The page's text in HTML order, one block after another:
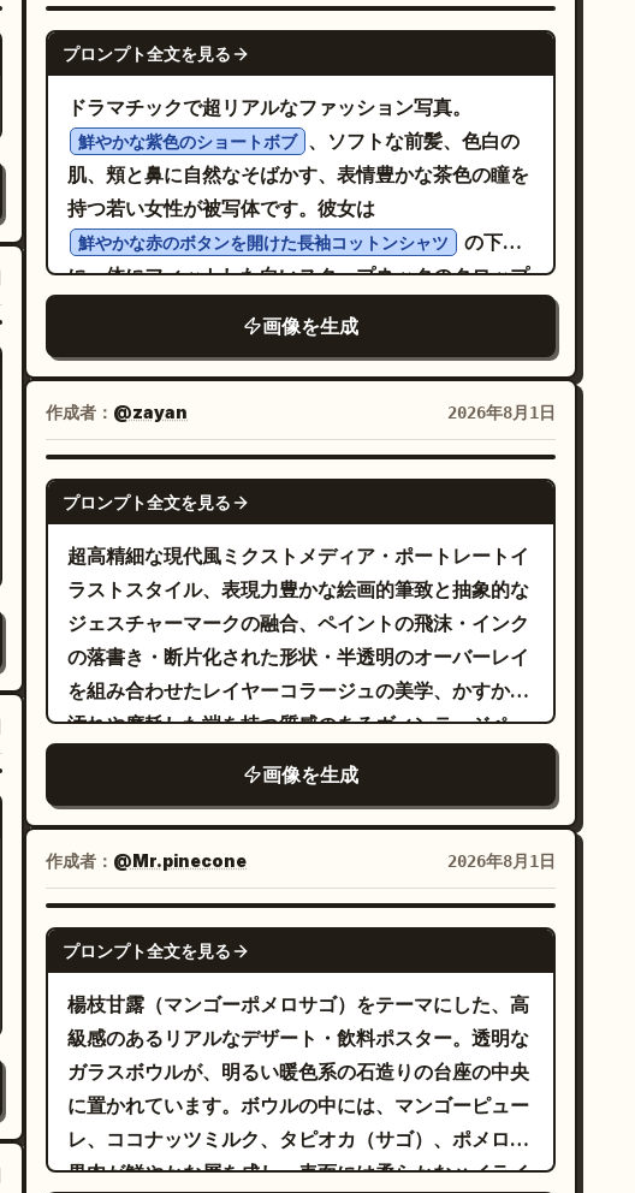
GPT IMAGE 2
プロンプト全文を見る
ドラマチックで超リアルなファッション写真。
鮮やかな紫色のショートボブ 、ソフトな前髪、色白の
肌、頬と鼻に自然なそばかす、表情豊かな茶色の瞳を
持つ若い女性が被写体です。彼女は
鮮やかな赤のボタンを開けた長袖コットンシャツ
の下
に、体にフィットした白いスクープネックのクロップ
のカットオフショーツと、スタイリッシュな赤いキャ
ットアイサングラスを身につけています。 カメラは床
に設置された極端なローアングルの「虫の目線（バグ
ズアイ）」で、真上を見上げる構図です。キャラクタ
ーは四つん這いになり、切迫した様子で前方に這い寄
っています。右手がカメラに向かってドラマチックに
伸び、強い短縮法によって巨大に見え、何かを掴もう
とするかのように指が広がっています。左手は光沢の
ある床にしっかりとつき、体を支えています。
赤い割引クーポンチケット
が、彼女の伸ばした手の
下、前景に浮かんでいます。クーポンには大きな白い
「%」の文字が太字で描かれており、空中に舞い落ち
ているような様子です。 背景は継ぎ目のないミニマル
な白いスタジオで、光沢のある白い床には、背景に向
かって伸びる2本の太い平行な赤いストライプが描か
れています。コントラストの強いプロ仕様のスタジオ
照明が、キャラクターの下に深く鮮明な影を作り出
し、ドラマチックなパースペクティブを強調していま
す。 手前の手と浮遊するクーポンは非常にシャープに
を出すためにわずかにソフトなフォーカスが当てられ
ています。ムードはエネルギッシュで切迫感があり、
ダイナミックかつモダンで、プレミアムなコマーシャ
ル広告のような仕上がりです。ハイパーリアルな肌の
質感、詳細な布の折り目、リアルな髪の毛の束、物理
画像を生成
作成者： @zayan 2026年8月1日
NANO BANANA PRO
プロンプト全文を見る
超高精細な現代風ミクストメディア・ポートレートイ
ラストスタイル、表現力豊かな絵画的筆致と抽象的な
ジェスチャーマークの融合、ペイントの飛沫・インク
の落書き・断片化された形状・半透明のオーバーレイ
を組み合わせたレイヤーコラージュの美学、かすかな
汚れや摩耗した端を持つ質感のあるヴィンテージペー
ダイナミックな融合、
コーラルレッド、バーントオレンジ、ピーチ、クリーム、
を含む鮮やかで温かみのあるカラーパレット、表情豊
かな線画と自発的なスプラッター効果、レイヤー化さ
れたアクリルとインクの質感、モダンなエディトリア
ルアートスタイル、実験的な抽象表現主義と組み合わ
せたファインアートポートレート、高精細な絵画的ス
トローク、デジタルコラージュ要素と有機的なテクス
チャのブレンド、現代的なギャラリースタイルのイラ
スト、計算された構図の中に宿る生々しい芸術的エネ
ルギー。
画像を生成
作成者： @Mr.pinecone 2026年8月1日
GPT IMAGE 2
プロンプト全文を見る
楊枝甘露（マンゴーポメロサゴ）をテーマにした、高
級感のあるリアルなデザート・飲料ポスター。透明な
ガラスボウルが、明るい暖色系の石造りの台座の中央
に置かれています。ボウルの中には、マンゴーピュー
レ、ココナッツミルク、タピオカ（サゴ）、ポメロの
果肉が鮮やかな層を成し、表面には柔らかなハイライ